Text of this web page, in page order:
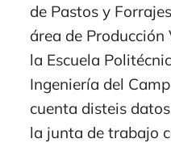
de Pastos y
área de Producción
la Escuela
Ingeniería del
cuenta disteis
la junta de trabajo